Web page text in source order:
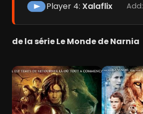
Player 4: Xalaflix Add:
de la série Le Monde de Narnia